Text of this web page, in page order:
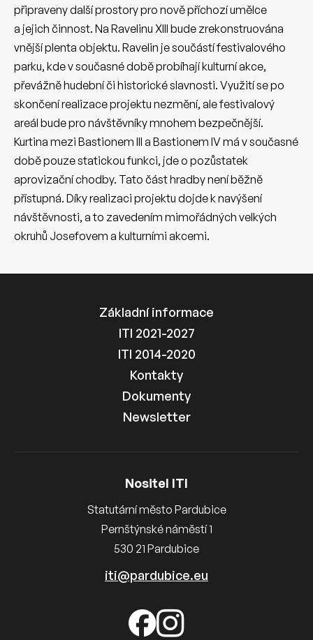
připraveny další prostory pro nově příchozí umělce
a jejich činnost. Na Ravelinu XIII bude zrekonstruována
vnější plenta objektu. Ravelin je součástí festivalového
parku, kde v současné době probíhají kulturní akce,
převážně hudební či historické slavnosti. Využití se po
skončení realizace projektu nezmění, ale festivalový
areál bude pro návštěvníky mnohem bezpečnější.
Kurtina mezi Bastionem III a Bastionem IV má v současné
době pouze statickou funkci, jde o pozůstatek
aprovizační chodby. Tato část hradby není běžně
přístupná. Díky realizaci projektu dojde k navýšení
návštěvnosti, a to zavedením mimořádných velkých
okruhů Josefovem a kulturními akcemi.
Základní informace
ITI 2021-2027
ITI 2014-2020
Kontakty
Dokumenty
Newsletter
Nositel ITI
Statutární město Pardubice
Pernštýnské náměstí 1
530 21 Pardubice
iti@pardubice.eu